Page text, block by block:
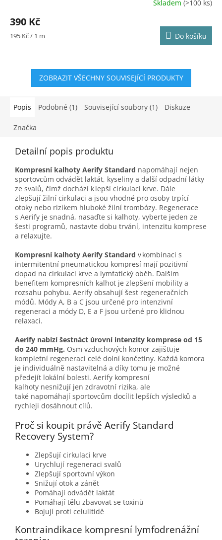
produktu
je
4,8
hvězdiček.
Skladem(>100 ks)
390 Kč
Měrná
195 Kč / 1 m Do košíku
ZOBRAZIT VŠECHNY SOUVISEJÍCÍ PRODUKTY
Popis Podobné (1) Související soubory (1) Diskuze
Značka
Detailní popis produktu
Kompresní kalhoty Aerify Standard napomáhají nejen
sportovcům odvádět laktát, kyseliny a další odpadní látky
ze svalů, čímž dochází k lepší cirkulaci krve. Dále
zlepšují žilní cirkulaci a jsou vhodné pro osoby trpící
otoky nebo rizikem hluboké žilní trombózy. Regenerace
s Aerify je snadná, nasaďte si kalhoty, vyberte jeden ze
šesti programů, nastavte dobu trvání, intenzitu komprese
a relaxujte.
Kompresní kalhoty Aerify Standard v kombinaci s
intermitentní pneumatickou kompresí mají pozitivní
dopad na cirkulaci krve a lymfatický oběh. Dalším
benefitem kompresních kalhot je zlepšení mobility a
rozsahu pohybu. Aerify obsahují šest regeneračních
módů. Módy A, B a C jsou určené pro intenzivní
regeneraci a módy D, E a F jsou určené pro klidnou
relaxaci.
Aerify nabízí šestnáct úrovní intenzity komprese od 15
do 240 mmHg. Osm vzduchových komor zajišťuje
kompletní regeneraci celé dolní končetiny. Každá komora
je individuálně nastavitelná a díky tomu je možné
předejít lokální bolesti. Aerify kompresní
kalhoty nesnižují jen zdravotní rizika, ale
také napomáhají sportovcům docílit lepších výsledků a
rychleji dosáhnout cílů.
Proč si koupit právě Aerify Standard
Recovery System?
Zlepšují cirkulaci krve
Urychlují regeneraci svalů
Zlepšují sportovní výkon
Snižují otok a zánět
Pomáhají odvádět laktát
Pomáhají tělu zbavovat se toxinů
Bojují proti celulitidě
Kontraindikace kompresní lymfodrenážní